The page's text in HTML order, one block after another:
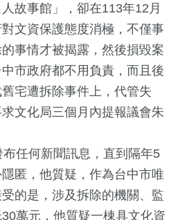
故事館」，卻在113年12月
文資保護態度消極，不僅事
事情才被揭露，然後損毀案
市政府都不用負責，而且後
宅遭拆除事件上，代管失
文化局三個月內提報議會朱
任何新聞訊息，直到隔年5
匿，他質疑，作為台中市唯
的是，涉及拆除的機關、監
萬元，他質疑一棟具文化資
1+
林公信俗文
區
763+
生活
119